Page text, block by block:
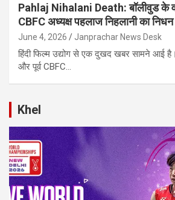
Pahlaj Nihalani Death: बॉलीवुड के
CBFC अध्यक्ष पहलाज निहलानी का निधन
June 4, 2026 Janprachar News Desk
हिंदी फिल्म उद्योग से एक दुखद खबर सामने आई है।
और पूर्व CBFC…
Khel